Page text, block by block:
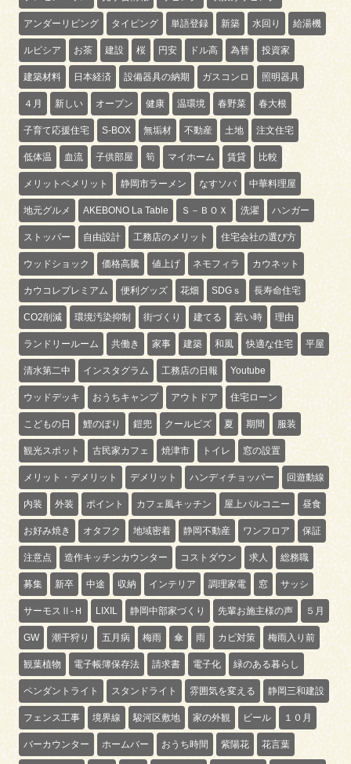
アンダーリビング タイピング 単語登録 新築 水回り 給湯機
ルピシア お茶 建設 桜 円安 ドル高 為替 投資家
建築材料 日本経済 設備器具の納期 ガスコンロ 照明器具
４月 新しい オープン 健康 温環境 春野菜 春大根
子育て応援住宅 S-BOX 無垢材 不動産 土地 注文住宅
低体温 血流 子供部屋 筍 マイホーム 賃貸 比較
メリットベメリット 静岡市ラーメン なすソバ 中華料理屋
地元グルメ AKEBONO La Table Ｓ－ＢＯＸ 洗濯 ハンガー
ストッパー 自由設計 工務店のメリット 住宅会社の選び方
ウッドショック 価格高騰 値上げ ネモフィラ カウネット
カウコレプレミアム 便利グッズ 花畑 SDGｓ 長寿命住宅
CO2削減 環境汚染抑制 街づくり 建てる 若い時 理由
ランドリールーム 共働き 家事 建築 和風 快適な住宅 平屋
清水第二中 インスタグラム 工務店の日報 Youtube
ウッドデッキ おうちキャンプ アウトドア 住宅ローン
こどもの日 鯉のぼり 鎧兜 クールビズ 夏 期間 服装
観光スポット 古民家カフェ 焼津市 トイレ 窓の設置
メリット・デメリット デメリット ハンディチョッパー 回遊動線
内装 外装 ポイント カフェ風キッチン 屋上バルコニー 昼食
お好み焼き オタフク 地域密着 静岡不動産 ワンフロア 保証
注意点 造作キッチンカウンター コストダウン 求人 総務職
募集 新卒 中途 収納 インテリア 調理家電 窓 サッシ
サーモスⅡ-Ｈ LIXIL 静岡中部家づくり 先輩お施主様の声 ５月
GW 潮干狩り 五月病 梅雨 傘 雨 カビ対策 梅雨入り前
観葉植物 電子帳簿保存法 請求書 電子化 緑のある暮らし
ペンダントライト スタンドライト 雰囲気を変える 静岡三和建設
フェンス工事 境界線 駿河区敷地 家の外観 ビール １０月
バーカウンター ホームバー おうち時間 紫陽花 花言葉